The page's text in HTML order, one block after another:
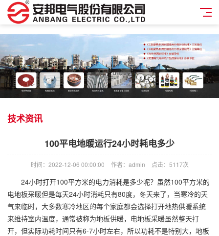
技术资讯
100平电地暖运行24小时耗电多少
时间：2022-12-06 00:00:00 作者：admin 点击： 5117次
24小时打开100平方米的电力消耗是多少呢？虽然100平方米的
电地板采暖但是每天24小时消耗只有80度，冬天来了，当寒冷的天
气来临时，大多数寒冷地区的每个家庭都会选择打开地热供暖系统
来维持室内温度，通常被称为地板供暖，电地板采暖虽然整天打
开，但实际功耗时间只有6-7小时左右，所以功耗不是特别大，地板